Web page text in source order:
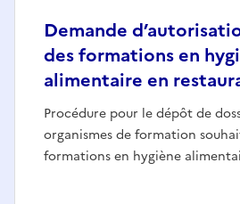
Demande
des formations en
alimentaire en
Procédure pour le dépôt de
organismes de formation
formations en hygiène